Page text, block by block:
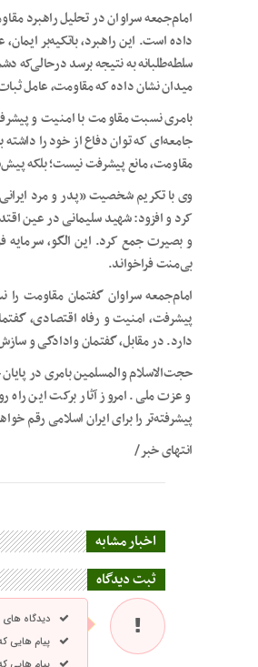
امام‌جمعه سراوان در تحلیل راهبرد
داده است. این راهبرد، باتکیه‌بر
سلطه‌طلبانه به نتیجه برسد درحالی‌که
میدان نشان داده که مقاومت، عامل
بامری نسبت مقاومت با امنیت و
جامعه‌ای که توان دفاع از خود را
مقاومت، مانع پیشرفت نیست؛ بلکه
وی با تکریم شخصیت «پدر و مرد
کرد و افزود: شهید سلیمانی در عین
و بصیرت جمع کرد. این الگو،
بی‌منت فراخواند.
امام‌جمعه سراوان گفتمان مقاومت
پیشرفت، امنیت و رفاه اقتصادی،
دارد. در مقابل، گفتمان وادادگی و
حجت‌الاسلام والمسلمین بامری در
و عزت ملی. امروز آثار برکت این راه
پیشرفته‌تر را برای ایران اسلامی رقم
انتهای خبر/
اخبار مشابه
ثبت دیدگاه
دیدگاه
پیام هایی